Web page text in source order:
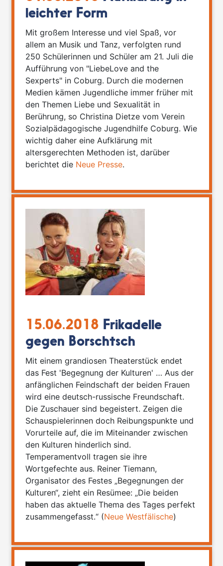
leichter Form
Mit großem Interesse und viel Spaß, vor
allem an Musik und Tanz, verfolgten rund
250 Schülerinnen und Schüler am 21. Juli die
Aufführung von "LiebeLove and the
Sexperts" in Coburg. Durch die modernen
Medien kämen Jugendliche immer früher mit
den Themen Liebe und Sexualität in
Berührung, so Christina Dietze vom Verein
Sozialpädagogische Jugendhilfe Coburg. Wie
wichtig daher eine Aufklärung mit
altersgerechten Methoden ist, darüber
berichtet die Neue Presse.
15.06.2018 Frikadelle
gegen Borschtsch
Mit einem grandiosen Theaterstück endet
das Fest 'Begegnung der Kulturen' … Aus der
anfänglichen Feindschaft der beiden Frauen
wird eine deutsch-russische Freundschaft.
Die Zuschauer sind begeistert. Zeigen die
Schauspielerinnen doch Reibungspunkte und
Vorurteile auf, die im Miteinander zwischen
den Kulturen hinderlich sind.
Temperamentvoll tragen sie ihre
Wortgefechte aus. Reiner Tiemann,
Organisator des Festes „Begegnungen der
Kulturen“, zieht ein Resümee: „Die beiden
haben das aktuelle Thema des Tages perfekt
zusammengefasst.“ (Neue Westfälische)